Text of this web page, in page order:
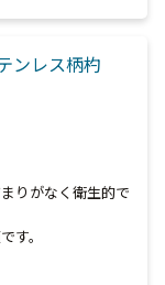
ンレス柄杓
りがなく衛生的で
す。